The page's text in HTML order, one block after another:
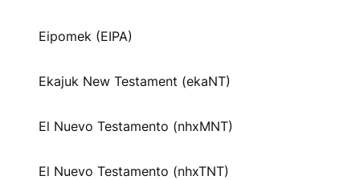
Eipomek (EIPA)
Ekajuk New Testament (ekaNT)
El Nuevo Testamento (nhxMNT)
El Nuevo Testamento (nhxTNT)